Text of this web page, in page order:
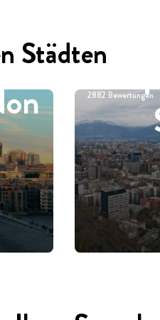
Städten
2882 Bewertungen